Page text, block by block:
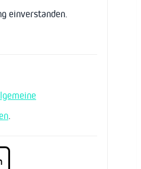
einverstanden.